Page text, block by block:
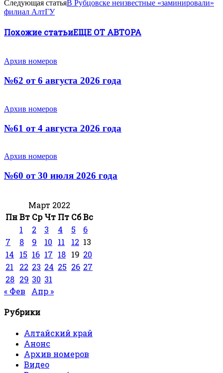
Следующая статьяВ Рубцовске неизвестные «заминировали»
филиал АлтГУ
Похожие статьиЕЩЕ ОТ АВТОРА
Архив номеров
№62 от 6 августа 2026 года
Архив номеров
№61 от 4 августа 2026 года
Архив номеров
№60 от 30 июля 2026 года
Март 2022
ПнВт Ср Чт Пт СбВс
1
2 3 4 5
6
7
8 9 10 11 12 13
14
15 16 17 18 19 20
21
22 23 24 25 26 27
28 29 30 31
« Фев
Апр »
Рубрики
Алтайский край
Анонс
Архив номеров
Видео